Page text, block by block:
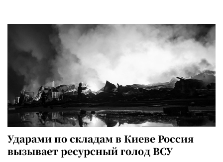
Ударами по складам в Киеве Россия
вызывает ресурсный голод ВСУ